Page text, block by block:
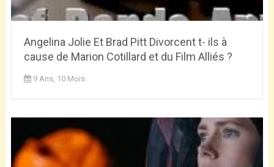
Angelina Jolie Et Brad Pitt Divorcent t- ils à
cause de Marion Cotillard et du Film Alliés ?
9 Ans, 10 Mois